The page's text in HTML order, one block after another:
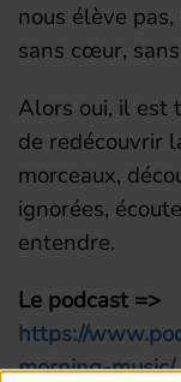
nous élève
sans cœur,
Alors oui, il est
de redécouvrir
morceaux,
ignorées,
entendre.
Le podcast =>
https://
morning-music/